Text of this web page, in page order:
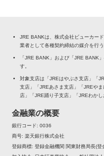
JRE BANKは、株式会社ビューカー
業者として各種契約締結の媒介を行
「JRE BANK」および「JRE BANK
す。
対象支店は「JREはやぶさ支店」「
支店」「JREあさま支店」「JREや
店」「JRE踊り子支店」「JREわかし
金融業の概要
銀行コード
0036
商号 楽天銀行株式会社
登録商標 登録金融機関 関東財務局長(